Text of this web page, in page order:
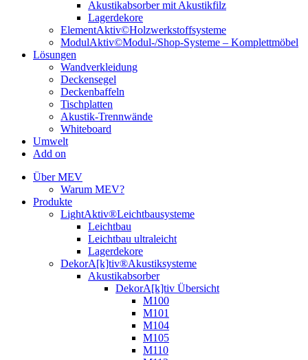
Akustikabsorber mit Akustikfilz
Lagerdekore
ElementAktiv©Holzwerkstoffsysteme
ModulAktiv©Modul-/Shop-Systeme – Komplettmöbel
Lösungen
Wandverkleidung
Deckensegel
Deckenbaffeln
Tischplatten
Akustik-Trennwände
Whiteboard
Umwelt
Add on
Über MEV
Warum MEV?
Produkte
LightAktiv®Leichtbausysteme
Leichtbau
Leichtbau ultraleicht
Lagerdekore
DekorA[k]tiv®Akustiksysteme
Akustikabsorber
DekorA[k]tiv Übersicht
M100
M101
M104
M105
M110